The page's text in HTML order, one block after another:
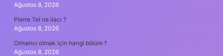
Ağustos 8, 2026
Pierre Tel ne ilacı ?
Ağustos 8, 2026
Ormancı olmak için hangi bölüm ?
Ağustos 8, 2026